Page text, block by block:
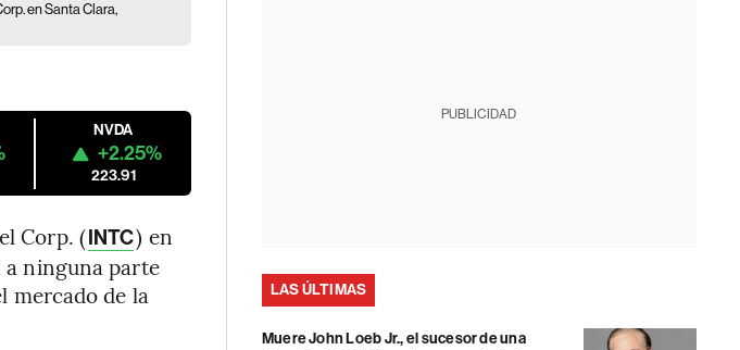
en Santa Clara,
NVDA
+2.25%
223.91
Corp. (INTC) en
a ninguna parte
mercado de la
PUBLICIDAD
LAS ÚLTIMAS
Muere John Loeb Jr., el sucesor de una